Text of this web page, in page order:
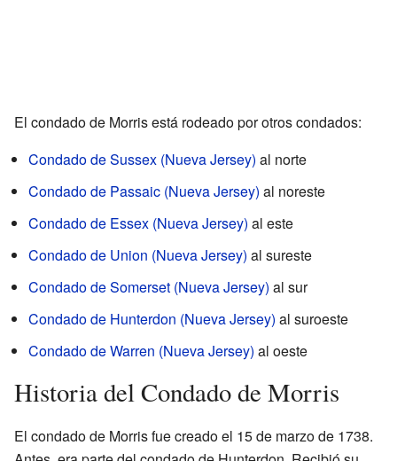
El condado de Morris está rodeado por otros condados:
Condado de Sussex (Nueva Jersey) al norte
Condado de Passaic (Nueva Jersey) al noreste
Condado de Essex (Nueva Jersey) al este
Condado de Union (Nueva Jersey) al sureste
Condado de Somerset (Nueva Jersey) al sur
Condado de Hunterdon (Nueva Jersey) al suroeste
Condado de Warren (Nueva Jersey) al oeste
Historia del Condado de Morris
El condado de Morris fue creado el 15 de marzo de 1738.